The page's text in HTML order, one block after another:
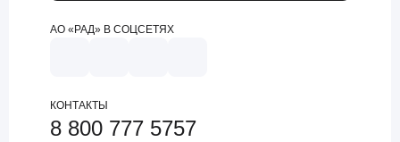
АО «РАД» В СОЦСЕТЯХ
КОНТАКТЫ
8 800 777 5757